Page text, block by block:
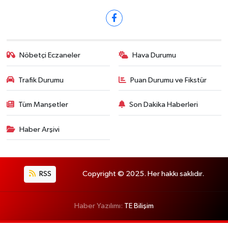
Nöbetçi Eczaneler Hava Durumu
Trafik Durumu Puan Durumu ve Fikstür
Tüm Manşetler Son Dakika Haberleri
Haber Arşivi
RSS Copyright © 2025. Her hakkı saklıdır.
Haber Yazılımı: TE Bilişim